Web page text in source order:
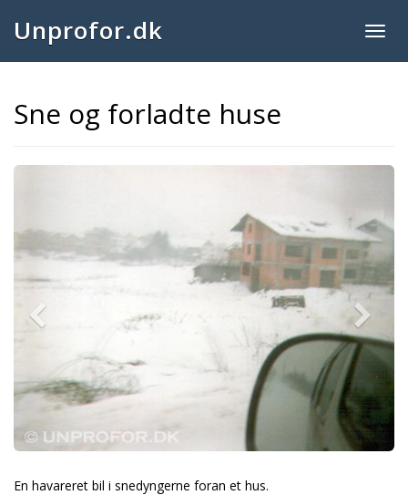
Unprofor.dk
Sne og forladte huse
Previous
En havareret bil i snedyngerne foran et hus.